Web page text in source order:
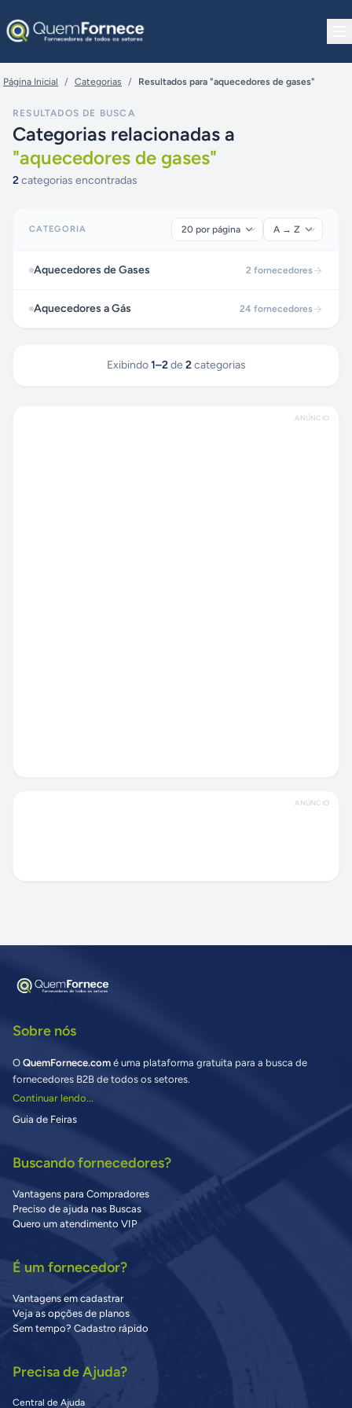
Página Inicial / Categorias / Resultados para "aquecedores de gases"
RESULTADOS DE BUSCA
Categorias relacionadas a
"aquecedores de gases"
2categorias encontradas
CATEGORIA
Aquecedores de Gases 2 fornecedores
Aquecedores a Gás 24 fornecedores
Exibindo 1–2 de 2 categorias
ANÚNCIO
ANÚNCIO
Sobre nós
O QuemFornece.com é uma plataforma gratuita para a busca de
fornecedores B2B de todos os setores.
Continuar lendo...
Guia de Feiras
Buscando fornecedores?
Vantagens para Compradores
Preciso de ajuda nas Buscas
Quero um atendimento VIP
É um fornecedor?
Vantagens em cadastrar
Veja as opções de planos
Sem tempo? Cadastro rápido
Precisa de Ajuda?
Central de Ajuda